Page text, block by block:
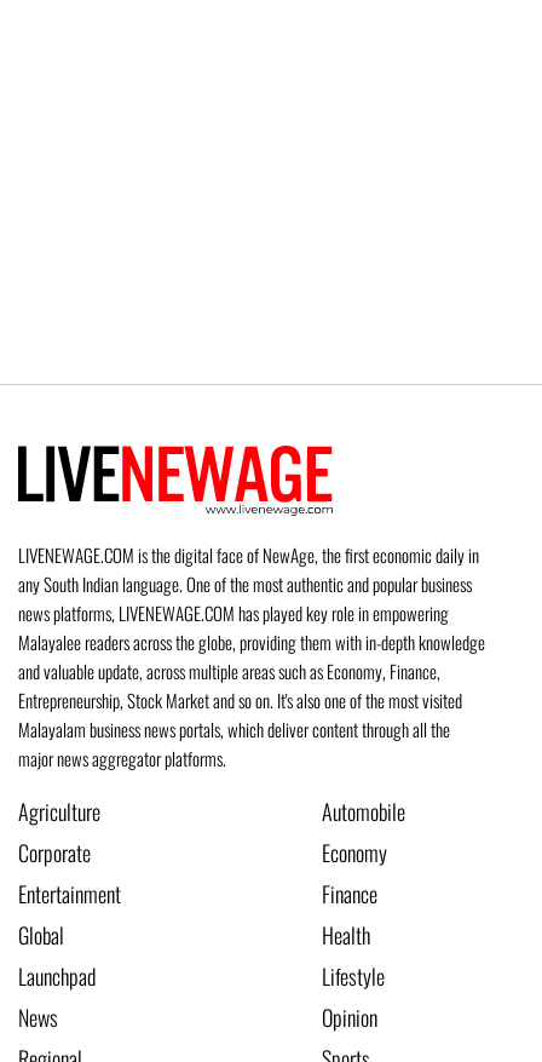
LIVENEWAGE.COM is the digital face of NewAge, the first economic daily in
any South Indian language. One of the most authentic and popular business
news platforms, LIVENEWAGE.COM has played key role in empowering
Malayalee readers across the globe, providing them with in-depth knowledge
and valuable update, across multiple areas such as Economy, Finance,
Entrepreneurship, Stock Market and so on. It's also one of the most visited
Malayalam business news portals, which deliver content through all the
major news aggregator platforms.
Agriculture
Automobile
Corporate
Economy
Entertainment
Finance
Global
Health
Launchpad
Lifestyle
News
Opinion